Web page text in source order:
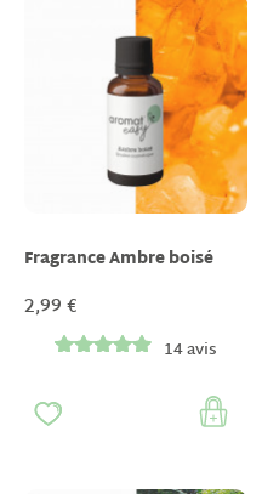
Fragrance Ambre boisé
2,99 €
14 avis